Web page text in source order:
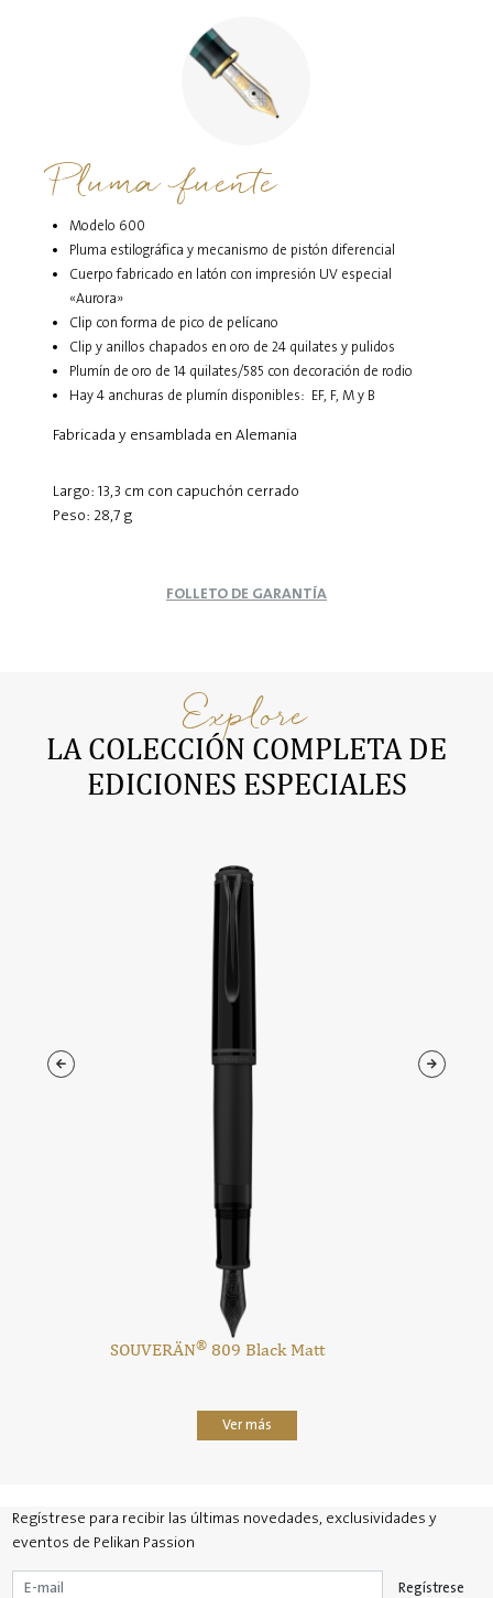
Pluma fuente
Modelo 600
Pluma estilográfica y mecanismo de pistón diferencial
Cuerpo fabricado en latón con impresión UV especial
«Aurora»
Clip con forma de pico de pelícano
Clip y anillos chapados en oro de 24 quilates y pulidos
Plumín de oro de 14 quilates/585 con decoración de rodio
Hay 4 anchuras de plumín disponibles: EF, F, M y B
Fabricada y ensamblada en Alemania
Largo: 13,3 cm con capuchón cerrado
Peso: 28,7 g
FOLLETO DE GARANTÍA
Explore
LA COLECCIÓN COMPLETA DE
EDICIONES ESPECIALES
SOUVERÄN®809 Black Matt
Ver más
Regístrese para recibir las últimas novedades, exclusividades y
eventos de Pelikan Passion
Regístrese